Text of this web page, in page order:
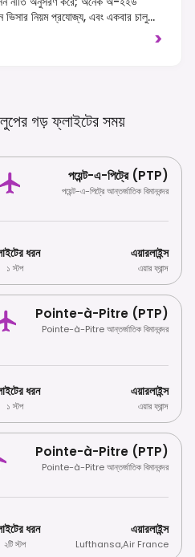
ভিসার নিয়ম প্রযোজ্য, এবং একবার চালু
জন্য ETIAS প্রয়োজন হবে। ট্র্যাফিক>
গড় ফ্লাইটেরসময়
পয়েন্ট-এ-পিট্রে (PTP)
পয়েন্ট-এ-পিট্রে আন্তর্জাতিক বিমানবন্দর
ধরন
১ স্টপ
এয়ারলাইন্স
এয়ার ফ্রান্স
Pointe-à-Pitre (PTP)
Pointe-à-Pitre আন্তর্জাতিক বিমানবন্দর
ধরন
১ স্টপ
এয়ারলাইন্স
এয়ার ফ্রান্স
Pointe-à-Pitre (PTP)
Pointe-à-Pitre আন্তর্জাতিক বিমানবন্দর
ধরন
২টি স্টপ
এয়ারলাইন্স
Lufthansa,Air France